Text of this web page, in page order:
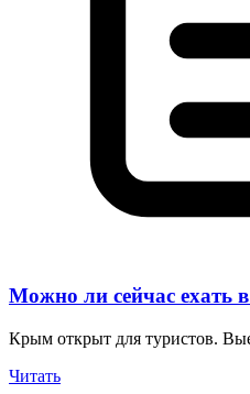
Можно ли сейчас ехать
Крым открыт для туристов.
Читать